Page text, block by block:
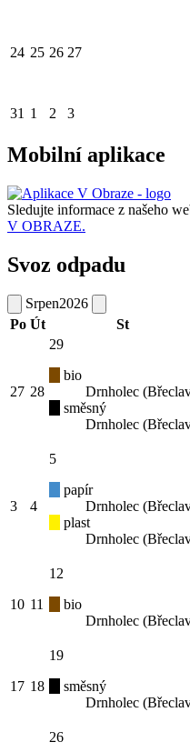
24 25 26 27
31 1 2 3
Mobilní aplikace
Sledujte informace z našeho
V OBRAZE.
Svoz odpadu
Srpen2026
Po Út St
27 28
29
bio
Drnholec
směsný
Drnholec
3 4
5
papír
Drnholec
plast
Drnholec
10 11
12
bio
Drnholec
17 18
19
směsný
Drnholec
26